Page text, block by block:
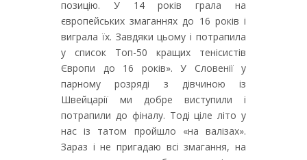
позицію. У 14 років грала на
європейських змаганнях до 16 років і
виграла їх. Завдяки цьому і потрапила
у список Топ-50 кращих тенісистів
Європи до 16 років». У Словенії у
парному розряді з дівчиною із
Швейцарії ми добре виступили і
потрапили до фіналу. Тоді ціле літо у
нас із татом пройшло «на валізах».
Зараз і не пригадаю всі змагання, на